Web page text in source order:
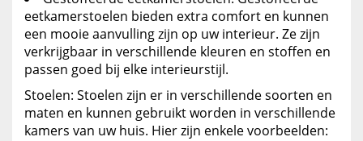
eetkamerstoelen bieden extra comfort en kunnen
een mooie aanvulling zijn op uw interieur. Ze zijn
verkrijgbaar in verschillende kleuren en stoffen en
passen goed bij elke interieurstijl.
Stoelen: Stoelen zijn er in verschillende soorten en
maten en kunnen gebruikt worden in verschillende
kamers van uw huis. Hier zijn enkele voorbeelden: